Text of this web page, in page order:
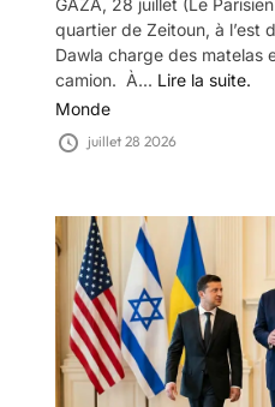
GAZA, 28 juillet (Le
quartier de Zeitoun, à l’est
Dawla charge des matelas
camion. À... Lire la suite.
Monde
juillet 28 2026